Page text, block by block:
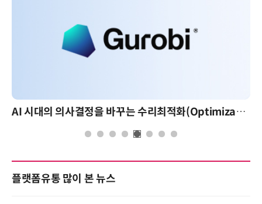
AI 시대의 의사결정을 바꾸는 수리최적화(Optimization): 실제 산업 적용 사례와 활용 전략
플랫폼유통 많이 본 뉴스